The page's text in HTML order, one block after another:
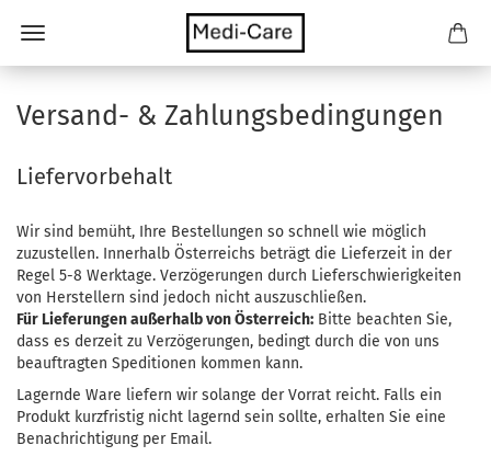
Versand- & Zahlungsbedingungen
Liefervorbehalt
Wir sind bemüht, Ihre Bestellungen so schnell wie möglich
zuzustellen. Innerhalb Österreichs beträgt die Lieferzeit in der
Regel 5-8 Werktage. Verzögerungen durch Lieferschwierigkeiten
von Herstellern sind jedoch nicht auszuschließen.
Für Lieferungen außerhalb von Österreich: Bitte beachten Sie,
dass es derzeit zu Verzögerungen, bedingt durch die von uns
beauftragten Speditionen kommen kann.
Lagernde Ware liefern wir solange der Vorrat reicht. Falls ein
Produkt kurzfristig nicht lagernd sein sollte, erhalten Sie eine
Benachrichtigung per Email.